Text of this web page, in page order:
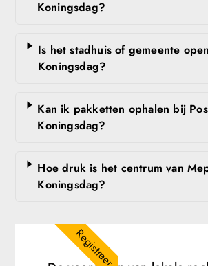
Koningsdag?
Is het stadhuis of gemeente
Koningsdag?
Kan ik pakketten ophalen bij
Koningsdag?
Hoe druk is het centrum van
Koningsdag?
Registreer